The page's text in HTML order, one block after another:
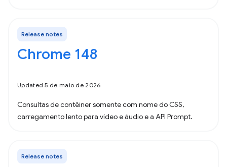
Release notes
Chrome 148
Updated 5 de maio de 2026
Consultas de contêiner somente com nome do CSS,
carregamento lento para vídeo e áudio e a API Prompt.
Release notes